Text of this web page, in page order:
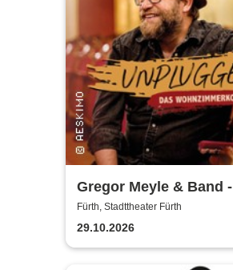
Gregor Meyle & Band -
Unplugged Tour 2026
Fürth, Stadttheater Fürth
29.10.2026